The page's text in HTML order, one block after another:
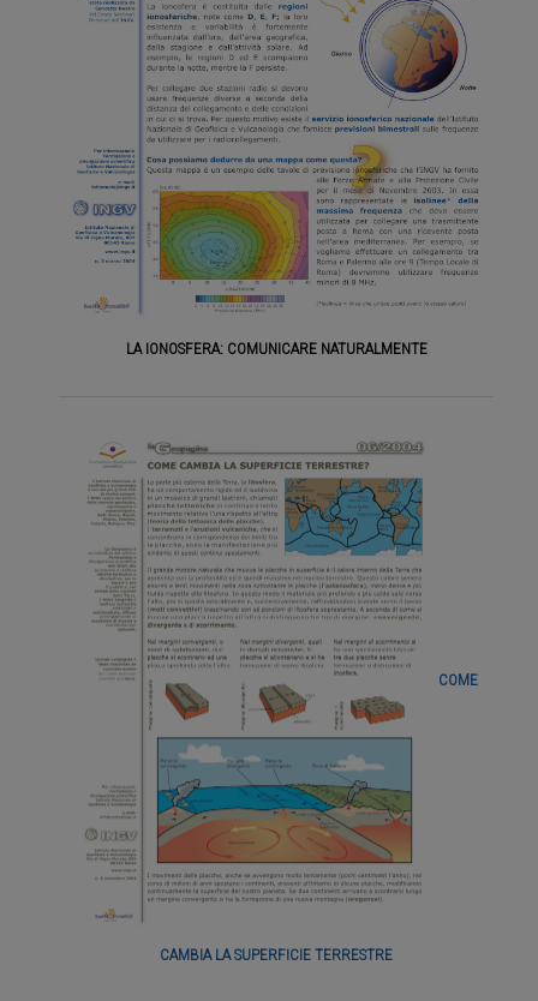
LA IONOSFERA: COMUNICARE NATURALMENTE
COME
CAMBIA LA SUPERFICIE TERRESTRE